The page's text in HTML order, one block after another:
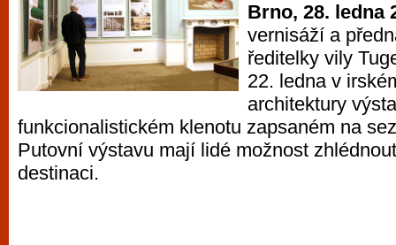
Brno, 28. ledna
vernisáží a
ředitelky vily
22. ledna v
architektury
funkcionalistickém klenotu zapsaném na
Putovní výstavu mají lidé možnost
destinaci.